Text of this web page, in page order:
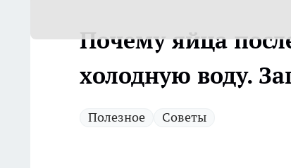
Почему яйца
холодную воду.
Полезное Советы